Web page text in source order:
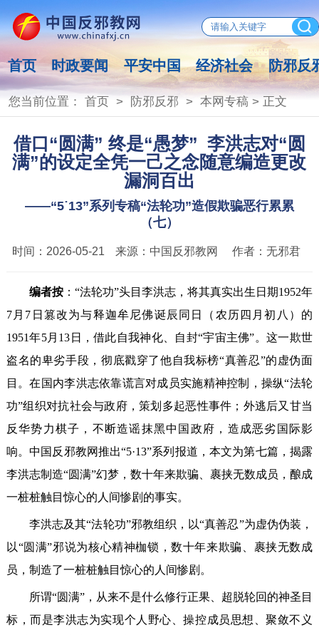
首页 时政要闻 平安中国 经济社会 防邪反
您当前位置： 首页> 防邪反邪 > 本网专稿> 正文
借口“圆满” 终是“愚梦” 李洪志对“圆
满”的设定全凭一己之念随意编造更改
漏洞百出
——“5˙13”系列专稿“法轮功”造假欺骗恶行累累
（七）
时间： 2026-05-21 来源： 中国反邪教网 作者： 无邪君
编者按：“法轮功”头目李洪志，将其真实出生日期1952年
7月7日篡改为与释迦牟尼佛诞辰同日（农历四月初八）的
1951年5月13日，借此自我神化、自封“宇宙主佛”。这一欺世
盗名的卑劣手段，彻底戳穿了他自我标榜“真善忍”的虚伪面
目。在国内李洪志依靠谎言对成员实施精神控制，操纵“法轮
功”组织对抗社会与政府，策划多起恶性事件；外逃后又甘当
反华势力棋子，不断造谣抹黑中国政府，造成恶劣国际影
响。中国反邪教网推出“5·13”系列报道，本文为第七篇，揭露
李洪志制造“圆满”幻梦，数十年来欺骗、裹挟无数成员，酿成
一桩桩触目惊心的人间惨剧的事实。
李洪志及其“法轮功”邪教组织，以“真善忍”为虚伪伪装，
以“圆满”邪说为核心精神枷锁，数十年来欺骗、裹挟无数成
员，制造了一桩桩触目惊心的人间惨剧。
所谓“圆满”，从来不是什么修行正果、超脱轮回的神圣目
标，而是李洪志为实现个人野心、操控成员思想、聚敛不义